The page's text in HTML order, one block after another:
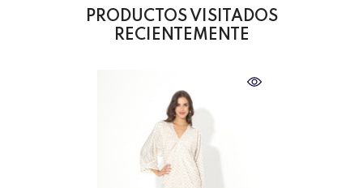
PRODUCTOS VISITADOS
RECIENTEMENTE